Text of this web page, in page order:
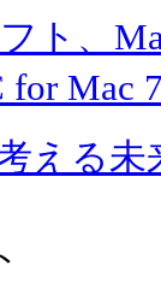
ト、
for Mac
える